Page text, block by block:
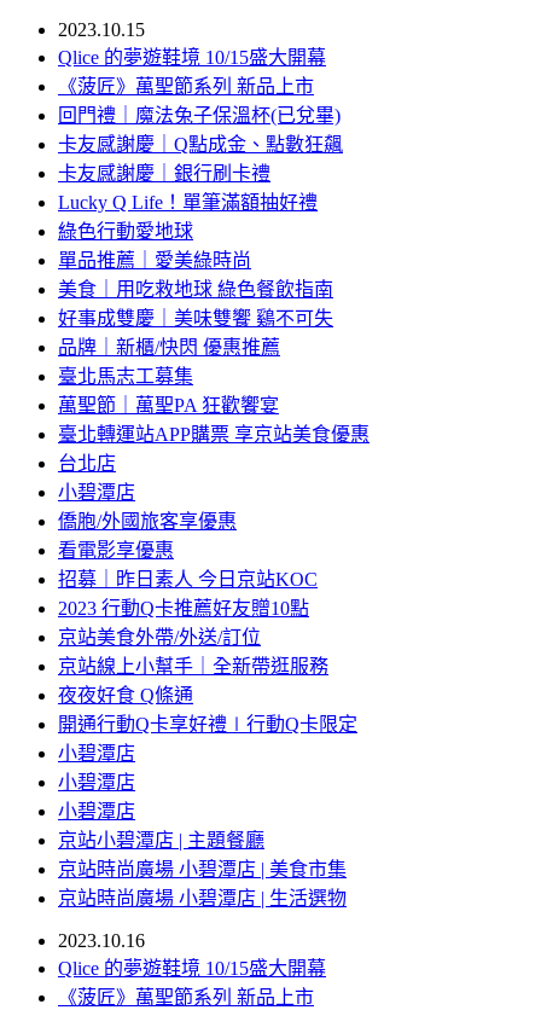
2023.10.15
Qlice 的夢遊鞋境 10/15盛大開幕
《菠匠》萬聖節系列 新品上市
回門禮｜魔法兔子保溫杯(已兌畢)
卡友感謝慶｜Q點成金、點數狂飆
卡友感謝慶｜銀行刷卡禮
Lucky Q Life！單筆滿額抽好禮
綠色行動愛地球
單品推薦｜愛美綠時尚
美食｜用吃救地球 綠色餐飲指南
好事成雙慶｜美味雙饗 鷄不可失
品牌｜新櫃/快閃 優惠推薦
臺北馬志工募集
萬聖節｜萬聖PA 狂歡饗宴
臺北轉運站APP購票 享京站美食優惠
台北店
小碧潭店
僑胞/外國旅客享優惠
看電影享優惠
招募｜昨日素人 今日京站KOC
2023 行動Q卡推薦好友贈10點
京站美食外帶/外送/訂位
京站線上小幫手｜全新帶逛服務
夜夜好食 Q條通
開通行動Q卡享好禮∣行動Q卡限定
小碧潭店
小碧潭店
小碧潭店
京站小碧潭店 | 主題餐廳
京站時尚廣場 小碧潭店 | 美食市集
京站時尚廣場 小碧潭店 | 生活選物
2023.10.16
Qlice 的夢遊鞋境 10/15盛大開幕
《菠匠》萬聖節系列 新品上市